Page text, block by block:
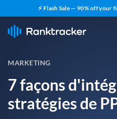
⚡ Flash Sale — 90% off your
MARKETING
7 façons
stratégies de